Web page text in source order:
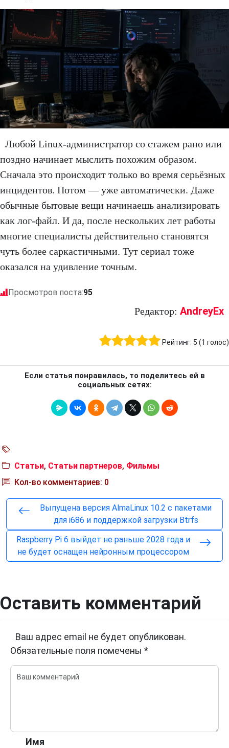
Любой Linux-администратор со стажем рано или
поздно начинает мыслить похожим образом.
Сначала это происходит только во время серьёзных
инцидентов. Потом — уже автоматически. Даже
обычные бытовые вещи начинаешь анализировать
как лог-файл. И да, после нескольких лет работы
многие специалисты действительно становятся
чуть более саркастичными. Тут сериал тоже
оказался на удивление точным.
Просмотров поста:95
Редактор: AndreyEx
Рейтинг: 5 (1 голос)
Если статья понравилась, то поделитесь ей в
социальных сетях:
Статьи, Статьи партнеров, Фильмы
Кол-во комментариев: 0
Выпущена версия AlmaLinux 10.2 с пакетами
для i686 и поддержкой загрузки Btrfs
Raspberry Pi 6 выйдет не раньше 2028 года и
не будет оснащен нейронным процессором
Оставить комментарий
Ваш адрес email не будет опубликован.
Обязательные поля помечены *
Имя